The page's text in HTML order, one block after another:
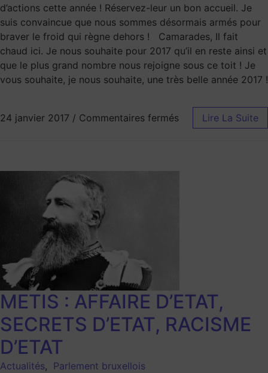
d’actions cette année ! Réservez-leur un bon accueil. Je
suis convaincue que nous sommes désormais armés pour
braver le froid qui règne dehors ! Camarades, Il fait
chaud ici. Je nous souhaite pour 2017 qu’il en reste ainsi et
que le plus grand nombre nous rejoigne sous ce toit ! Je
vous souhaite, je nous souhaite, une très belle année 2017 !
24 janvier 2017 / Commentaires fermés Lire La Suite
METIS : AFFAIRE D’ETAT,
SECRETS D’ETAT, RACISME
D’ETAT
Actualités, Parlement bruxellois